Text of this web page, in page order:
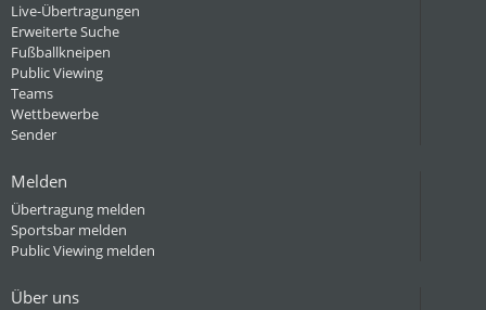
Live-Übertragungen
Erweiterte Suche
Fußballkneipen
Public Viewing
Teams
Wettbewerbe
Sender
Melden
Übertragung melden
Sportsbar melden
Public Viewing melden
Über uns